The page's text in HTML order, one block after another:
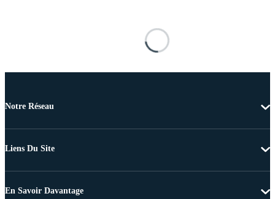
Notre Réseau
Liens Du Site
En Savoir Davantage